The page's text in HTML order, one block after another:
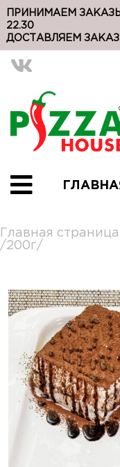
ПРИНИМАЕМ ЗАКАЗЫ
22.30
ДОСТАВЛЯЕМ
Главная страница
/200г/